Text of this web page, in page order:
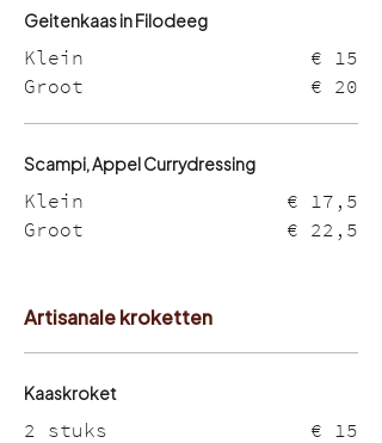
Geitenkaas in Filodeeg
Klein
€ 15
Groot
€ 20
Scampi, Appel Currydressing
Klein
€ 17,5
Groot
€ 22,5
Artisanale kroketten
Kaaskroket
2 stuks
€ 15